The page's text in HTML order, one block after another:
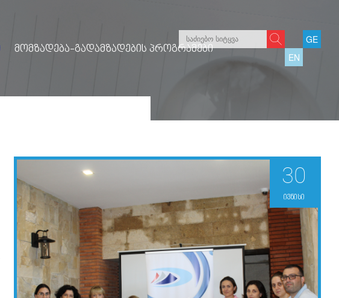
ᲛᲝᲛᲖᲐᲓᲔᲑᲐ-ᲒᲐᲓᲐᲛᲖᲐᲓᲔᲑᲘᲡ ᲞᲠᲝᲒᲠᲐᲛᲔᲑᲘ
EN
GE
30
ივნისი